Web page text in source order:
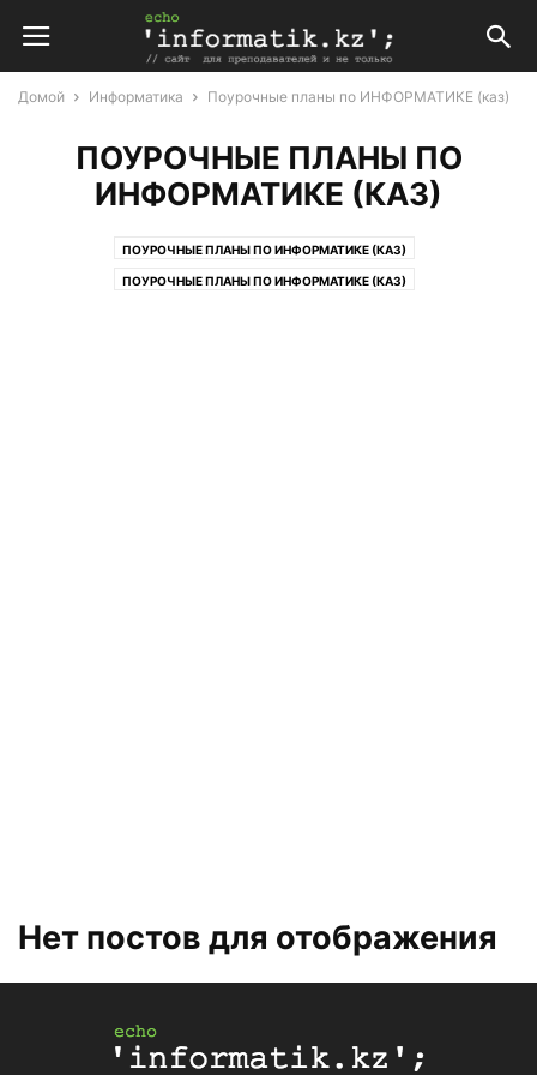
Домой Информатика Поурочные планы по ИНФОРМАТИКЕ (каз)
ПОУРОЧНЫЕ ПЛАНЫ ПО
ИНФОРМАТИКЕ (КАЗ)
ПОУРОЧНЫЕ ПЛАНЫ ПО ИНФОРМАТИКЕ (КАЗ)
ПОУРОЧНЫЕ ПЛАНЫ ПО ИНФОРМАТИКЕ (КАЗ)
Нет постов для отображения